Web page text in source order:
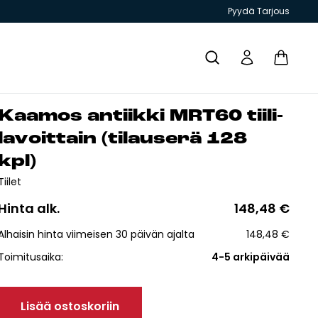
Pyydä Tarjous
PIHAKEITTIÖT
Yhteystiedot
an­tiik­ki MRT60 tii­li­
(ti­lau­se­rä 128
alk. 148,48 €
hinta viimeisen 30 päivän ajalta 148,48 €
4-5 arkipäivää
Lisää ostoskoriin